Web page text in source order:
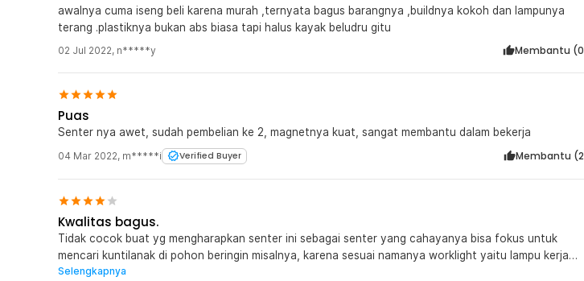
awalnya cuma iseng beli karena murah ,ternyata bagus barangnya ,buildnya kokoh dan lampunya
terang .plastiknya bukan abs biasa tapi halus kayak beludru gitu
02 Jul 2022, n*****y Membantu (0
Puas
Senter nya awet, sudah pembelian ke 2, magnetnya kuat, sangat membantu dalam bekerja
04 Mar 2022, m*****i Verified Buyer Membantu (2
Kwalitas bagus.
Tidak cocok buat yg mengharapkan senter ini sebagai senter yang cahayanya bisa fokus untuk
mencari kuntilanak di pohon beringin misalnya, karena sesuai namanya worklight yaitu lampu kerja
jadi lebih cocok untuk lampu emergency saat mati lampu jadi anak tetap bisa belajar dan mengerjakan
Selengkapnya